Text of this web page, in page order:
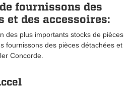
fournissons des
et des accessoires:
des plus importants stocks de pièces
fournissons des pièces détachées et
Concorde.